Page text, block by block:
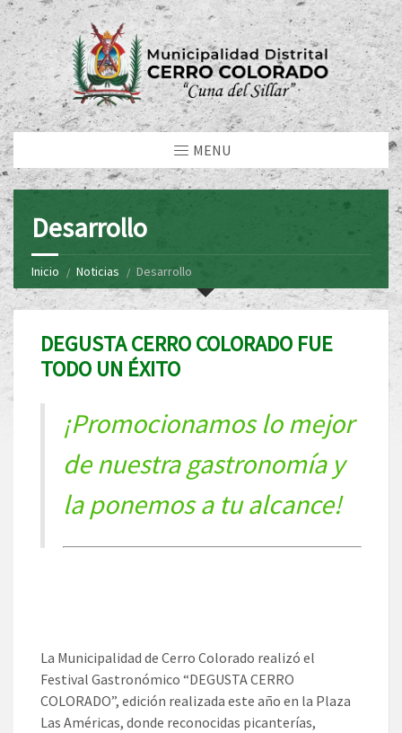
MENU
Desarrollo
Inicio Noticias Desarrollo
DEGUSTA CERRO COLORADO FUE
TODO UN ÉXITO
¡Promocionamos lo mejor
de nuestra gastronomía y
la ponemos a tu alcance!
La Municipalidad de Cerro Colorado realizó el
Festival Gastronómico “DEGUSTA CERRO
COLORADO”, edición realizada este año en la Plaza
Las Américas, donde reconocidas picanterías,